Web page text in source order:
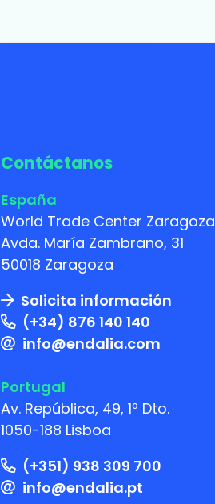
Contáctanos
España
World Trade Center Zaragoza
Avda. María Zambrano, 31
50018 Zaragoza
Solicita información
(+34) 876 140 140
info@endalia.com
Portugal
Av. República, 49, 1º Dto.
1050-188 Lisboa
(+351) 938 309 700
info@endalia.pt